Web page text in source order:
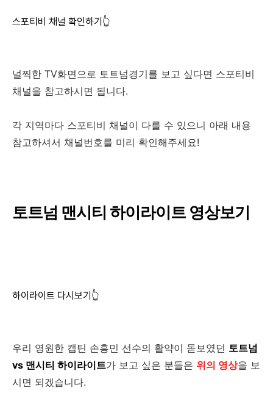
스포티비 채널 확인하기👆
널찍한 TV화면으로 토트넘경기를 보고 싶다면 스포티비
채널을 참고하시면 됩니다.
각 지역마다 스포티비 채널이 다를 수 있으니 아래 내용
참고하셔서 채널번호를 미리 확인해주세요!
토트넘 맨시티 하이라이트 영상보기
하이라이트 다시보기👆
우리 영원한 캡틴 손흥민 선수의 활약이 돋보였던 토트넘
vs 맨시티 하이라이트가 보고 싶은 분들은 위의 영상을 보
시면 되겠습니다.